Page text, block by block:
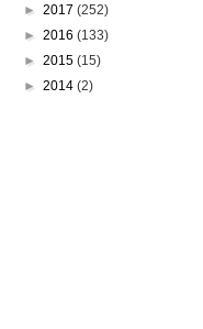
► 2017 (252)
► 2016 (133)
► 2015 (15)
► 2014 (2)